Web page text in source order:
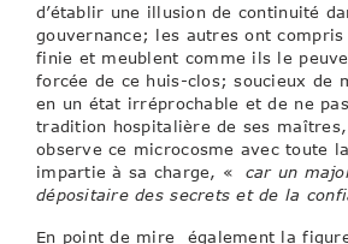
d’établir une illusion de continuité
gouvernance; les autres ont
finie et meublent comme ils le
forcée de ce huis-clos; soucieux de
en un état irréprochable et de ne
tradition hospitalière de ses
observe ce microcosme avec toute
impartie à sa charge, «
car un
dépositaire des secrets et de la
En point de mire également la